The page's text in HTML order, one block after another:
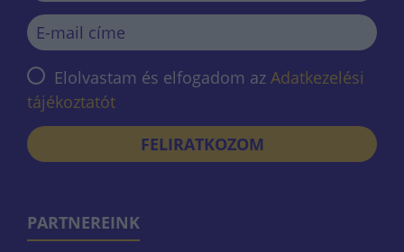
Elolvastam és elfogadom az Adatkezelési
tájékoztatót
FELIRATKOZOM
PARTNEREINK